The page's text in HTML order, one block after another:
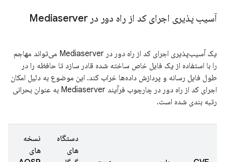
آسیب پذیری اجرای کد از راه دور در Mediaserver
یک آسیب‌پذیری اجرای کد از راه دور در Mediaserver می‌تواند مهاجم
را با استفاده از یک فایل خاص ساخته شده قادر سازد تا حافظه را در
طول فایل رسانه و پردازش داده‌ها خراب کند. این موضوع به دلیل امکان
اجرای کد از راه دور در چارچوب فرآیند Mediaserver به عنوان بحرانی
رتبه بندی شده است.
دستگاه
های
نسخه
های